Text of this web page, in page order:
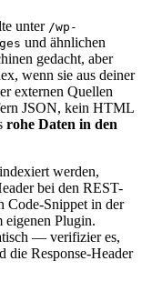
unter /wp-
und ähnlichen
gedacht, aber
wenn sie aus deiner
externen Quellen
JSON, kein HTML
rohe Daten in den
werden,
bei den REST-
Code-Snippet in der
eigenen Plugin.
— verifizier es,
Response-Header